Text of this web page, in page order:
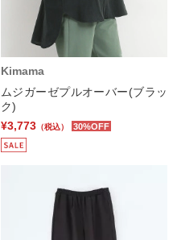
Kimama
ムジガーゼプルオーバー(ブラッ
ク)
¥3,773 （税込） 30%OFF